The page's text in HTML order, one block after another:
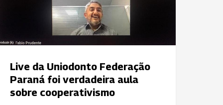
Live da Uniodonto Federação
Paraná foi verdadeira aula
sobre cooperativismo